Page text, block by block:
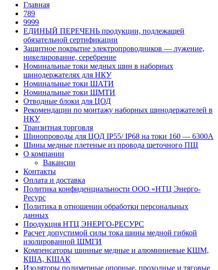
Главная
789
9999
ЕДИНЫЙ ПЕРЕЧЕНЬ продукции, подлежащей
обязательной сертификации
Защитное покрытие электропроводников — лужение,
никелирование, серебрение
Номинальные токи медных шин в наборных
шинодержателях для НКУ
Номинальные токи ШАТИ
Номинальные токи ШМТИ
Отводные блоки для ЦОД
Рекомендации по монтажу наборных шинодержателей в
НКУ
Транзитная торговля
Шинопроводы для ЦОД IP55/ IP68 на токи 160 — 6300А
Шины медные плетеные из провода щеточного ПЩ
О компании
Вакансии
Контакты
Оплата и доставка
Политика конфиденциальности ООО «НТЦ Энерго-
Ресурс
Политика в отношении обработки персональных
данных
Продукция НТЦ ЭНЕРГО-РЕСУРС
Расчет допустимой силы тока шины медной гибкой
изолированной ШМГИ
Компенсаторы шинные медные и алюминиевые КШМ,
КША, КШАК
Изоляторы полимерные опорные, проходные и тяговые